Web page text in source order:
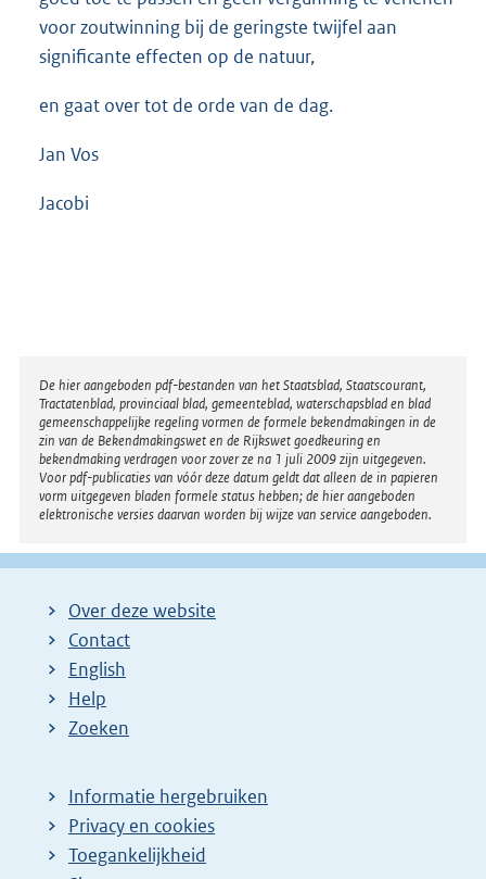
voor zoutwinning bij de geringste twijfel aan
significante effecten op de natuur,
en gaat over tot de orde van de dag.
Jan Vos
Jacobi
Disclaimer
De hier aangeboden pdf-bestanden van het Staatsblad, Staatscourant,
Tractatenblad, provinciaal blad, gemeenteblad, waterschapsblad en blad
gemeenschappelijke regeling vormen de formele bekendmakingen in de
zin van de Bekendmakingswet en de Rijkswet goedkeuring en
bekendmaking verdragen voor zover ze na 1 juli 2009 zijn uitgegeven.
Voor pdf-publicaties van vóór deze datum geldt dat alleen de in papieren
vorm uitgegeven bladen formele status hebben; de hier aangeboden
elektronische versies daarvan worden bij wijze van service aangeboden.
Over deze website
Contact
English
Help
Zoeken
Informatie hergebruiken
Privacy en cookies
Toegankelijkheid